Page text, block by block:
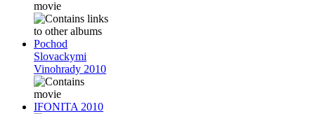
Pochod
Slovackymi
Vinohrady 2010
IFONITA 2010